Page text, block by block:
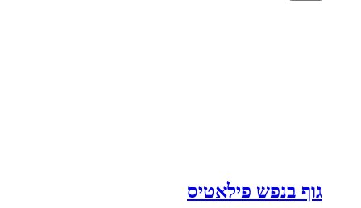
גוף בנפש פילאטיס